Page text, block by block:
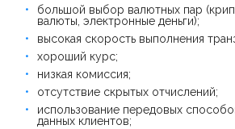
большой выбор валютных пар
валюты, электронные деньги);
высокая скорость выполнения
хороший курс;
низкая комиссия;
отсутствие скрытых отчислений;
использование передовых
данных клиентов;